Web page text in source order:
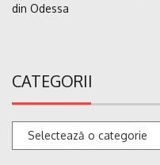
din Odessa
CATEGORII
Categorii